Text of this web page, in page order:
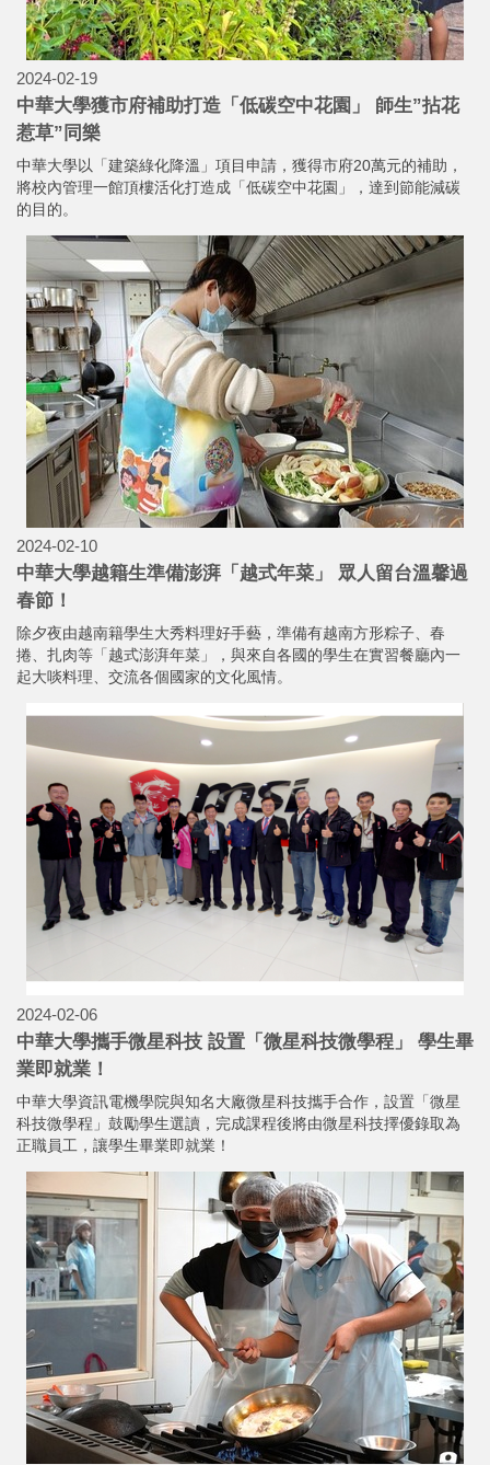
2024-02-19
中華大學獲市府補助打造「低碳空中花園」 師生”拈花
惹草”同樂
中華大學以「建築綠化降溫」項目申請，獲得市府20萬元的補助，
將校內管理一館頂樓活化打造成「低碳空中花園」，達到節能減碳
的目的。
2024-02-10
中華大學越籍生準備澎湃「越式年菜」 眾人留台溫馨過
春節！
除夕夜由越南籍學生大秀料理好手藝，準備有越南方形粽子、春
捲、扎肉等「越式澎湃年菜」，與來自各國的學生在實習餐廳內一
起大啖料理、交流各個國家的文化風情。
2024-02-06
中華大學攜手微星科技 設置「微星科技微學程」 學生畢
業即就業！
中華大學資訊電機學院與知名大廠微星科技攜手合作，設置「微星
科技微學程」鼓勵學生選讀，完成課程後將由微星科技擇優錄取為
正職員工，讓學生畢業即就業！